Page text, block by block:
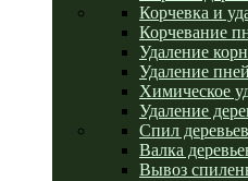
Корчевка и
Корчевание
Удаление
Удаление
Химическое
Удаление
Спил
Валка
Вывоз